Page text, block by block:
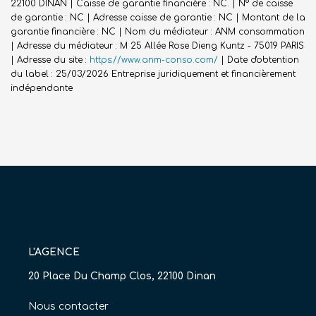
22100 DINAN | Caisse de garantie financière : NC. | N° de caisse
de garantie : NC | Adresse caisse de garantie : NC | Montant de la
garantie financière : NC | Nom du médiateur : ANM consommation
| Adresse du médiateur : M 25 Allée Rose Dieng Kuntz - 75019 PARIS
| Adresse du site : https://www.anm-conso.com/ | Date d'obtention
du label : 25/03/2026 Entreprise juridiquement et financièrement
indépendante
L'AGENCE
20 Place Du Champ Clos, 22100 Dinan
Nous contacter